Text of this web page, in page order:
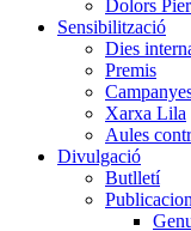
Dolors
Sensibilització
Dies
Premis
Xarxa Lila
Aules
Divulgació
Butlletí